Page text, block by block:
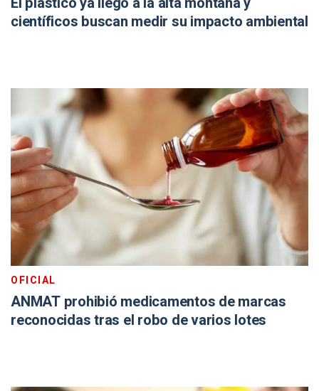
científicos buscan medir su impacto ambiental
OFICIAL
ANMAT prohibió medicamentos de marcas
reconocidas tras el robo de varios lotes